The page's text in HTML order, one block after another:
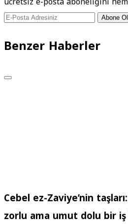
Abone Ol
Benzer Haberler
Cebel ez-Zaviye’nin
zorlu ama umut dolu bir iş